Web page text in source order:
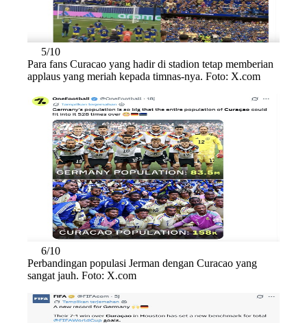
5/10
Para fans Curacao yang hadir di stadion tetap memberian
applaus yang meriah kepada timnas-nya. Foto: X.com
6/10
Perbandingan populasi Jerman dengan Curacao yang
sangat jauh. Foto: X.com